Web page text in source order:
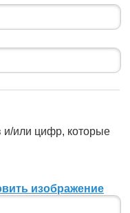
и/или цифр, которые
изображение